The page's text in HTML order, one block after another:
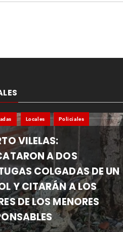
Locales Policiales
VILELAS:
A DOS
COLGADAS DE UN
Y CITARÁN A LOS
DE LOS MENORES